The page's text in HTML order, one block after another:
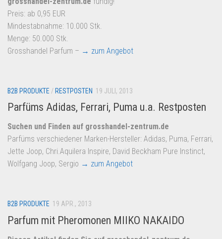
Dropshipping-Produkte
B2B Produkte
Grosshandel
Amazon
Lidl
Kostenlos verkaufen
Anmelden
Kostenlos Registrieren
Newsletter
Preis: ab 0,95 EUR
Mindestabnahme: 10.000 Stk.
Menge: 50.000 Stk.
Grosshandel Parfum – → zum Angebot
B2B PRODUKTE / RESTPOSTEN 19 JULI, 2013
Parfüms Adidas, Ferrari, Puma u.a. Restposten
Suchen und Finden auf grosshandel-zentrum.de
Parfüms verschiedener Marken-Hersteller: Adidas, Puma, Ferrari,
Jette Joop, Chri.Aquilera Inspire, David Beckham Pure Instinct,
Wolfgang Joop, Sergio → zum Angebot
B2B PRODUKTE 19 APR., 2013
Parfum mit Pheromonen MIIKO NAKAIDO